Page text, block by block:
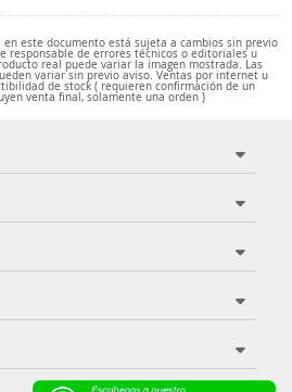
este documento está sujeta a cambios sin previo
responsable de errores técnicos o editoriales u
real puede variar la imagen mostrada. Las
variar sin previo aviso. Ventas por internet u
de stock ( requieren confirmación de un
venta final, solamente una orden )